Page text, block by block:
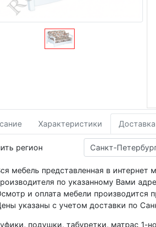
Характеристики Доставка
регион
мебель представленная в интернет
по указанному Вами
и оплата мебели производится
указаны с учетом доставки по
подушки, табуретки, матрас 1-